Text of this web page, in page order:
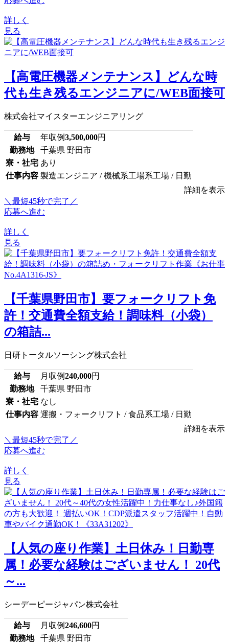
詳しく
見る
【高電圧機器メンテナンス】どんな時
代も生き残るエンジニアに/WEB面接可
株式会社マイスターエンジニアリング
給与 年収例3,500,000円
勤務地
千葉県 野田市
寮・社宅 あり
仕事内容 製造エンジニア / 機械系工場系工場 / 日勤
詳細を表示
＼最短45秒で完了／
応募へ進む
詳しく
見る
【千葉県野田市】要フォークリフト免
許！交通費全額支給！調味料（小袋）
の箱詰...
日研トータルソーシング株式会社
給与 月収例240,000円
勤務地
千葉県 野田市
寮・社宅 なし
仕事内容 運搬・フォークリフト / 食品系工場 / 日勤
詳細を表示
＼最短45秒で完了／
応募へ進む
詳しく
見る
【人気の座り作業】土日休み！日勤専
属！必要な経験はございません！ 20代
～...
シーデーピージャパン株式会社
給与 月収例246,600円
勤務地
千葉県 野田市